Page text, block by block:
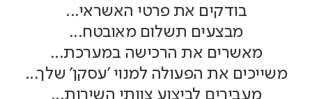
בודקים את פרטי האשראי...
מבצעים תשלום מאובטח...
מאשרים את הרכישה במערכת...
משייכים את הפעולה למנוי 'עסקן' שלך...
מעבירים לביצוע צוותי השירות...